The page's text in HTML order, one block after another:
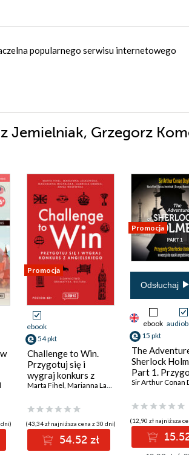
popularnego serwisu internetowego
Jemielniak, Grzegorz
Jemielniak,Grzegorz Komerski
dni)
Promocja
ebook
54 pkt
Challenge to Win.
Przygotuj się i
wygraj konkurs z
angielskiego
Marta Fihel, Marianna Laskowska ,Magdalena
(43,34 zł najniższa cena z 30 dni)
54.52 zł
Promocja
Odsłuchaj
ebook
15 pkt
The
Sherlock
Part 1.
Sherlocka
angielskiego
Sir Arthur Conan
(12,90 zł najniższa